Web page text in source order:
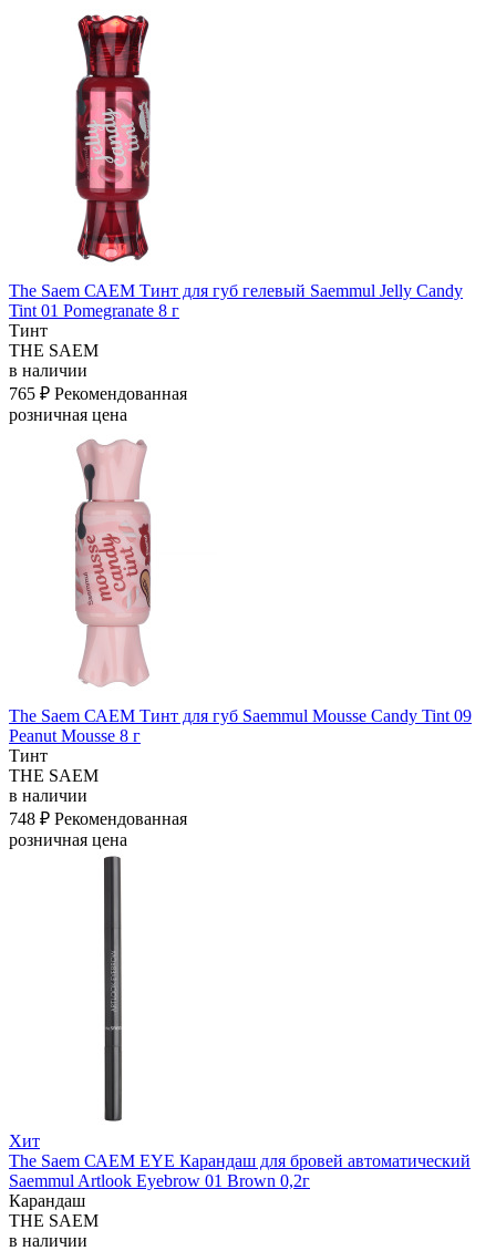
The Saem САЕМ Тинт для губ гелевый Saemmul Jelly Candy
Tint 01 Pomegranate 8 г
Тинт
THE SAEM
в наличии
765 ₽ Рекомендованная
розничная цена
The Saem САЕМ Тинт для губ Saemmul Mousse Candy Tint 09
Peanut Mousse 8 г
Тинт
THE SAEM
в наличии
748 ₽ Рекомендованная
розничная цена
Хит
The Saem САЕМ EYE Карандаш для бровей автоматический
Saemmul Artlook Eyebrow 01 Brown 0,2г
Карандаш
THE SAEM
в наличии